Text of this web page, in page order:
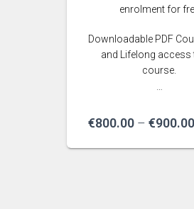
enrolment for
Downloadable PDF
and Lifelong access
course.
€800.00 – €900.00